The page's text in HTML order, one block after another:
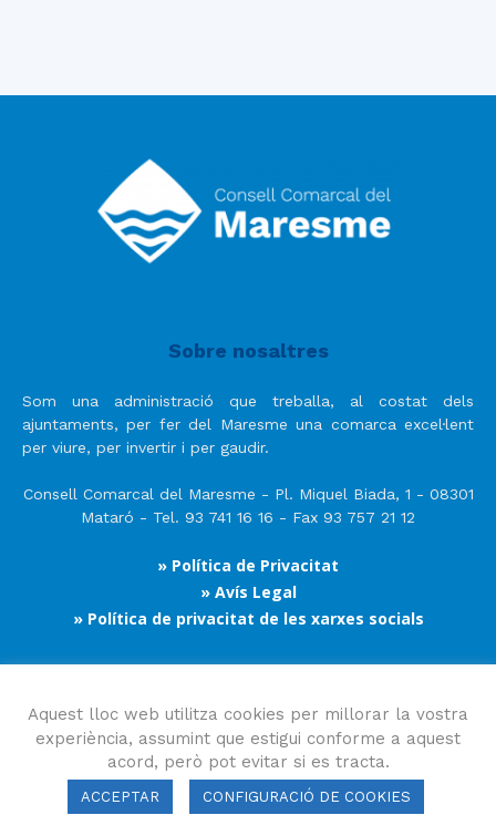
Sobre nosaltres
Som una administració que treballa, al costat dels
ajuntaments, per fer del Maresme una comarca excel·lent
per viure, per invertir i per gaudir.
Consell Comarcal del Maresme - Pl. Miquel Biada, 1 - 08301
Mataró - Tel. 93 741 16 16 - Fax 93 757 21 12
» Política de Privacitat
» Avís Legal
» Política de privacitat de les xarxes socials
Segueix-nos
Aquest lloc web utilitza cookies per millorar la vostra
experiència, assumint que estigui conforme a aquest
acord, però pot evitar si es tracta.
ACCEPTAR CONFIGURACIÓ DE COOKIES